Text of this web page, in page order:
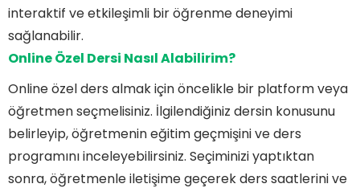
interaktif ve etkileşimli bir öğrenme deneyimi
sağlanabilir.
Online Özel Dersi Nasıl Alabilirim?
Online özel ders almak için öncelikle bir platform veya
öğretmen seçmelisiniz. İlgilendiğiniz dersin konusunu
belirleyip, öğretmenin eğitim geçmişini ve ders
programını inceleyebilirsiniz. Seçiminizi yaptıktan
sonra, öğretmenle iletişime geçerek ders saatlerini ve